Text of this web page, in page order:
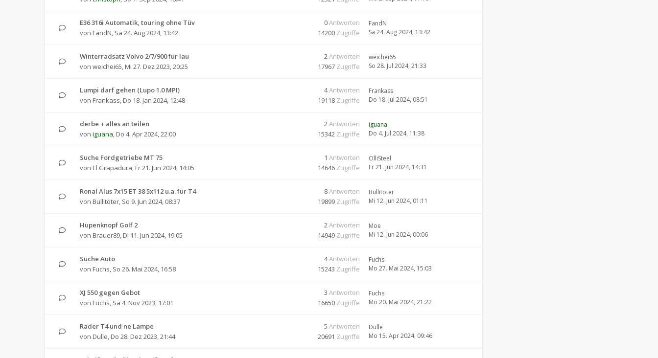
E36 316i Automatik, touring ohne Tüv
von FandN, Sa 24. Aug 2024, 13:42
0Antworten
14200 Zugriffe
FandN
Sa 24. Aug 2024, 13:42
Winterradsatz Volvo 2/7/900 für lau
von weichei65, Mi 27. Dez 2023, 20:25
2Antworten
17967 Zugriffe
weichei65
So 28. Jul 2024, 21:33
Lumpi darf gehen (Lupo 1.0 MPI)
von Frankass, Do 18. Jan 2024, 12:48
4Antworten
19118 Zugriffe
Frankass
Do 18. Jul 2024, 08:51
derbe + alles an teilen
von iguana, Do 4. Apr 2024, 22:00
2Antworten
15342 Zugriffe
iguana
Do 4. Jul 2024, 11:38
Suche Fordgetriebe MT 75
von El Grapadura, Fr 21. Jun 2024, 14:05
1 Antworten
14646 Zugriffe
OlliSteel
Fr 21. Jun 2024, 14:31
Ronal Alus 7x15 ET 38 5x112 u.a. für T4
von Bullitöter, So 9. Jun 2024, 08:37
8Antworten
19899 Zugriffe
Bullitöter
Mi 12. Jun 2024, 01:11
Hupenknopf Golf 2
von Brauer89, Di 11. Jun 2024, 19:05
2Antworten
14949 Zugriffe
Moe
Mi 12. Jun 2024, 00:06
Suche Auto
von Fuchs, So 26. Mai 2024, 16:58
4Antworten
15243 Zugriffe
Fuchs
Mo 27. Mai 2024, 15:03
XJ 550 gegen Gebot
von Fuchs, Sa 4. Nov 2023, 17:01
3 Antworten
16650 Zugriffe
Fuchs
Mo 20. Mai 2024, 21:22
Räder T4 und ne Lampe
von Dulle, Do 28. Dez 2023, 21:44
5 Antworten
20691 Zugriffe
Dulle
Mo 15. Apr 2024, 09:46